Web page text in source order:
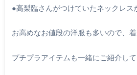
●高梨臨さんがつけていたネックレス
お高めなお値段の洋服も多いので、着
プチプラアイテムも一緒にご紹介し